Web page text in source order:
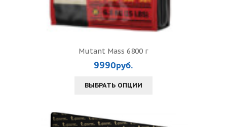
Mutant Mass 6800 г
9990руб.
ВЫБРАТЬ ОПЦИИ